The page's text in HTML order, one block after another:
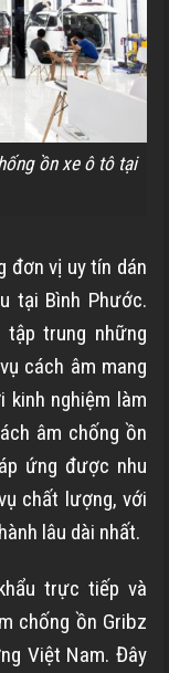
ồn xe ô tô tại
đơn vị uy tín dán
tại Bình Phước.
tập trung những
cách âm mang
kinh nghiệm làm
âm chống ồn
ứng được nhu
chất lượng, với
lâu dài nhất.
trực tiếp và
chống ồn Gribz
Việt Nam. Đây